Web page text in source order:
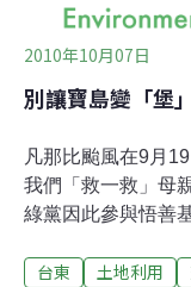
2010年10月07日
別讓寶島變「堡
凡那比颱風在9月
我們「救一救」母
綠黨因此參與悟善
地之殤，對台灣環
台東 土地利用